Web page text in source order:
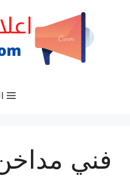
فني مداخن